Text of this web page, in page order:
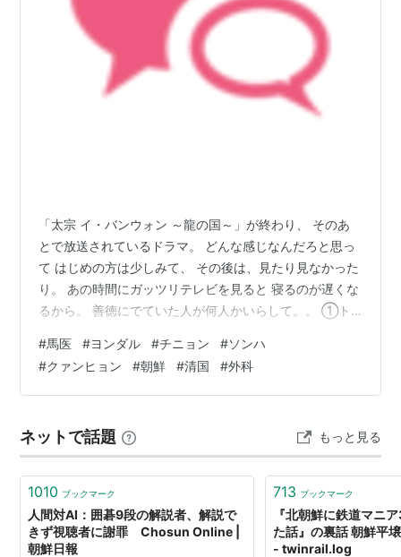
韓と言った人々が住んでいたが、風俗や言語は微妙に異
なっていた様である。（三國志魏志東夷伝より）
後漢の衰退と共に遼東の公孫氏が勢力を伸ばしこの地を
実質支配する。魏晋南北朝に入ると、中国は混迷の時代
張し、ここに三国時代が成立する。なお新羅の成立には
倭人が、百済の成立には高句麗が関わっていると言う伝
説がある。（朝鮮最古の現存正史である三国史記より）
この三国並立の時代は、隋・唐の中国統一によって崩壊
済を(660)、ついで高句麗を(668)滅ぼし、事実上統一
への干渉をやめる。高句麗の残党も周辺部族と連合し中
国東北部を中心に勃海(698-926)と言う国を作り勢力を
広げた。
統一新羅は、唐の滅亡と共に政情不安定となり、後三国
時代と言われる時代に入る、後百済、後高句麗と言った
「太宗 イ・バンウォン ～龍の国～」が終わり、 そのあ
とで放送されているドラマ。 どんな感じなんだろと思っ
て はじめの方は少しみて、 その後は、見たり見なかった
り。 あの時間にガッツリテレビを見ると 寝るのが遅くな
るから。 善徳にでていた人が何人かいらして。。 ①ト
②トンマン役の女優さんがでていて ③ミシル側のファ
ラン ナンドだった男子の一人が 成績優秀な医学生。と同
じ人っぽい。 （たぶん、イ・サンの カンソッキだった人
は、 善徳では身長低めだったのに 馬医ではスラリとした
高身長。 善徳の…
#馬医 #ヨンダル #チニョン #ソンハ
#クァンヒョン #朝鮮 #清国 #外科
ネットで話題 もっと見る
1010 ブックマーク
人間対AI：囲碁9段の解説者、解説で
きず視聴者に謝罪 Chosun Online |
朝鮮日報
713 ブックマーク
『北朝鮮に鉄道マニ
た話』の裏話 朝鮮平
- twinrail.log